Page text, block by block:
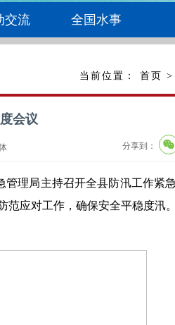
交流 全国水事
当前位置： 首页 >
会议
分享到：
理局主持召开全县防汛工作紧
应对工作，确保安全平稳度汛。